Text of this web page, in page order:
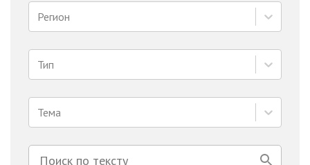
Регион
Тип
Тема